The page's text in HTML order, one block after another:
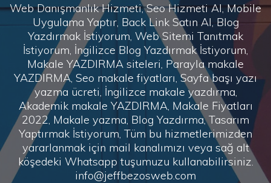
Web Danışmanlık Hizmeti, Seo Hizmeti Al, Mobile
Uygulama Yaptır, Back Link Satın Al, Blog
Yazdırmak İstiyorum, Web Sitemi Tanıtmak
İstiyorum, İngilizce Blog Yazdırmak İstiyorum,
Makale YAZDIRMA siteleri, Parayla makale
YAZDIRMA, Seo makale fiyatları, Sayfa başı yazı
yazma ücreti, İngilizce makale yazdırma,
Akademik makale YAZDIRMA, Makale Fiyatları
2022, Makale yazma, Blog Yazdırma, Tasarım
Yaptırmak İstiyorum, Tüm bu hizmetlerimizden
yararlanmak için mail kanalımızı veya sağ alt
köşedeki Whatsapp tuşumuzu kullanabilirsiniz.
info@jeffbezosweb.com